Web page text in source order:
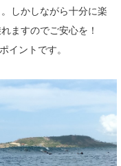
しかしながら十分に楽
ますのでご安心を！
イントです。